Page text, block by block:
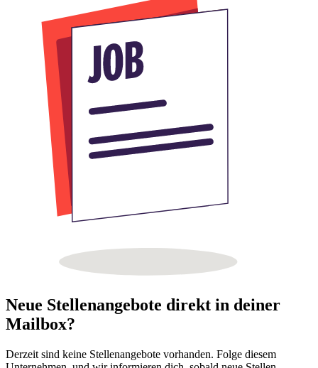
Neue Stellenangebote direkt in deiner
Mailbox?
Derzeit sind keine Stellenangebote vorhanden. Folge diesem